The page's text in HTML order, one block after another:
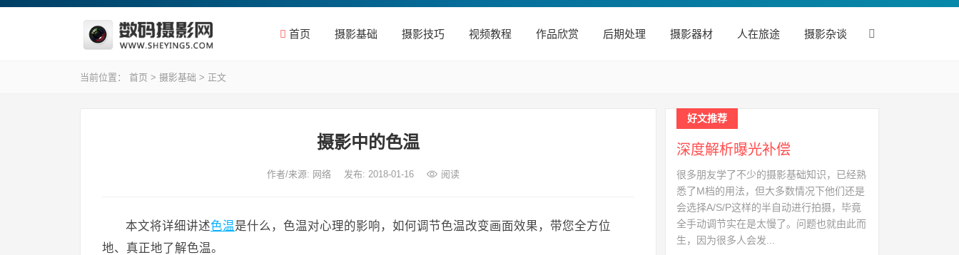
首页 摄影基础 摄影技巧 视频教程 作品欣赏 后期处理 摄影器材 人在旅途 摄影杂谈
当前位置： 首页 > 摄影基础 > 正文
摄影中的色温
作者/来源: 网络 发布: 2018-01-16 阅读
本文将详细讲述色温是什么，色温对心理的影响，如何调节色温改变画面效果，带您全方位
地、真正地了解色温。
好文推荐
深度解析曝光补偿
很多朋友学了不少的摄影基础知识，已经熟
悉了M档的用法，但大多数情况下他们还是
会选择A/S/P这样的半自动进行拍摄，毕竟
全手动调节实在是太慢了。问题也就由此而
生，因为很多人会发...